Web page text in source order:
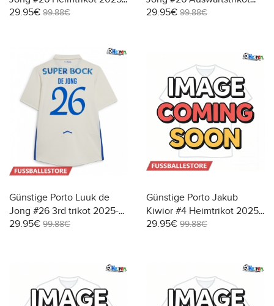
26 Kurzarm
29.95€ 99.88€
2025-26 Kurzarm
29.95€ 99.88€
Günstige Porto Luuk de
Jong #26 3rd trikot 2025-
26 Kurzarm
29.95€ 99.88€
Günstige Porto Jakub
Kiwior #4 Heimtrikot 2025-
26 Kurzarm
29.95€ 99.88€